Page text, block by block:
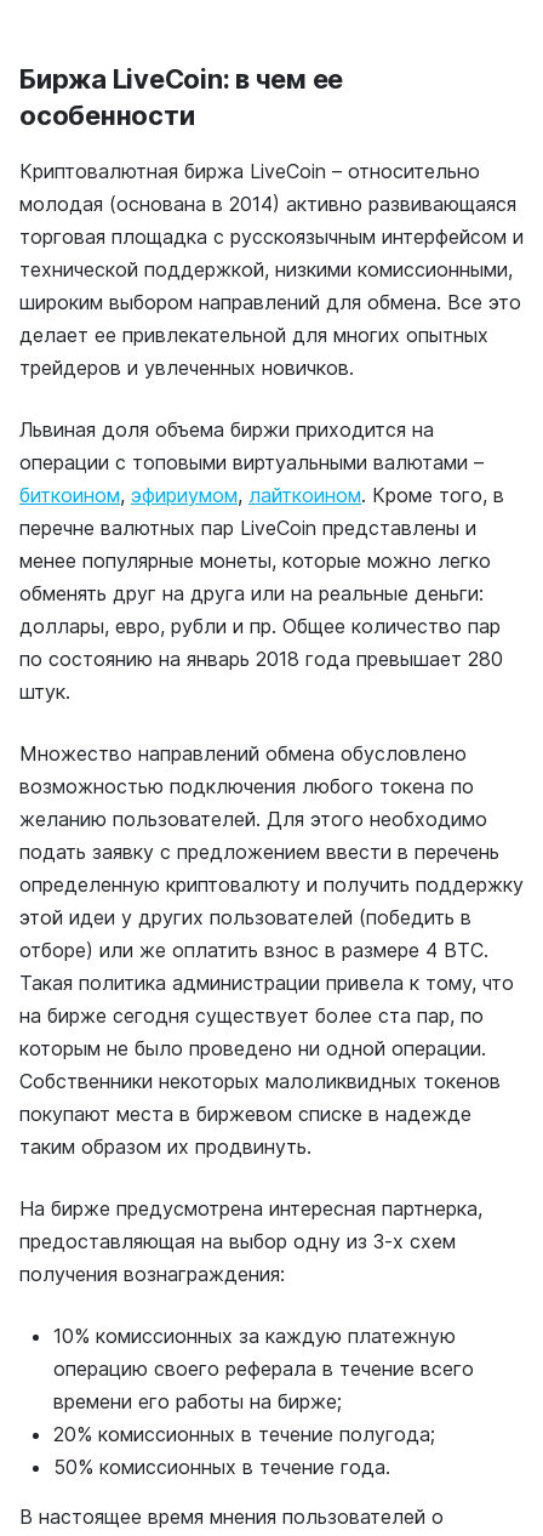
Биржа LiveCoin: в чем ее
особенности
Криптовалютная биржа LiveCoin – относительно
молодая (основана в 2014) активно развивающаяся
торговая площадка с русскоязычным интерфейсом и
технической поддержкой, низкими комиссионными,
широким выбором направлений для обмена. Все это
делает ее привлекательной для многих опытных
трейдеров и увлеченных новичков.
Львиная доля объема биржи приходится на
операции с топовыми виртуальными валютами –
биткоином, эфириумом, лайткоином. Кроме того, в
перечне валютных пар LiveCoin представлены и
менее популярные монеты, которые можно легко
обменять друг на друга или на реальные деньги:
доллары, евро, рубли и пр. Общее количество пар
по состоянию на январь 2018 года превышает 280
штук.
Множество направлений обмена обусловлено
возможностью подключения любого токена по
желанию пользователей. Для этого необходимо
подать заявку с предложением ввести в перечень
определенную криптовалюту и получить поддержку
этой идеи у других пользователей (победить в
отборе) или же оплатить взнос в размере 4 ВТС.
Такая политика администрации привела к тому, что
на бирже сегодня существует более ста пар, по
которым не было проведено ни одной операции.
Собственники некоторых малоликвидных токенов
покупают места в биржевом списке в надежде
таким образом их продвинуть.
На бирже предусмотрена интересная партнерка,
предоставляющая на выбор одну из 3-х схем
получения вознаграждения:
10% комиссионных за каждую платежную
операцию своего реферала в течение всего
времени его работы на бирже;
20% комиссионных в течение полугода;
50% комиссионных в течение года.
В настоящее время мнения пользователей о